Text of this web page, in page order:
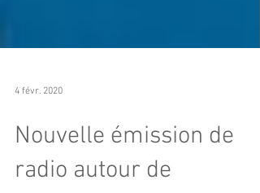
4 févr. 2020
Nouvelle émission de